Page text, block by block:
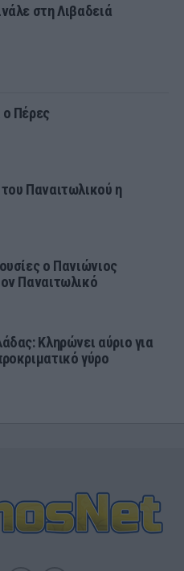
στη Λιβαδειά
Πέρες
Παναιτωλικού η
ο Πανιώνιος
Παναιτωλικό
Κληρώνει αύριο για
γύρο